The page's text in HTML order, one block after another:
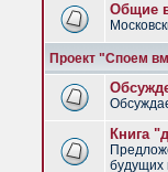
Общие
Проект "Споем
Книга
будущих